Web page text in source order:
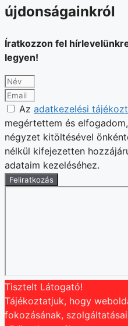
újdonságainkról
Íratkozzon fel
legyen!
Az adatkezelési
megértettem és
négyzet kitöltésével
nélkül kifejezetten
adataim kezeléséhez.
Feliratkozás
Tisztelt Látogató!
Tájékoztatjuk, hogy
fokozásának,